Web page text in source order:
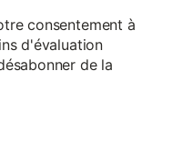
consentement à
d'évaluation
de la